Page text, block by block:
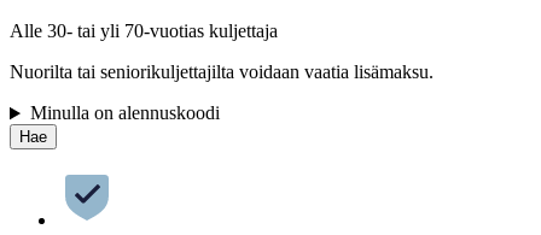
Alle 30- tai yli 70-vuotias kuljettaja
Nuorilta tai seniorikuljettajilta voidaan vaatia lisämaksu.
Minulla on alennuskoodi
Hae